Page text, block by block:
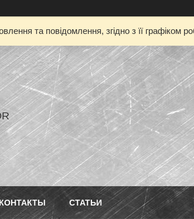
та повідомлення, згідно з її
КОНТАКТЫ СТАТЬИ